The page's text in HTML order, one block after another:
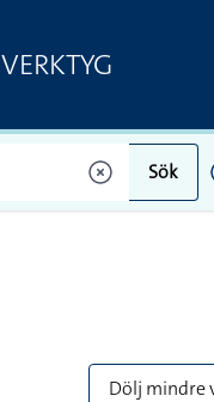
VERKTYG
Sök
Dölj mindre